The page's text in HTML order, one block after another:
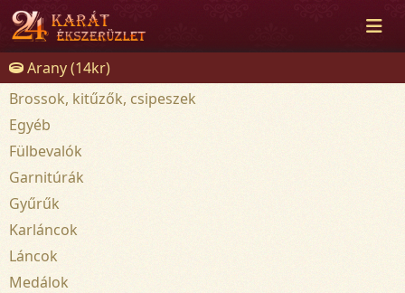
Arany (14kr)
Brossok, kitűzők, csipeszek
Egyéb
Fülbevalók
Garnitúrák
Gyűrűk
Karláncok
Láncok
Medálok